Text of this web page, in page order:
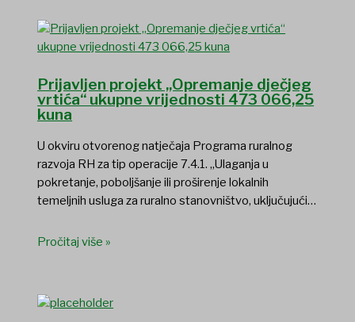
Prijavljen projekt „Opremanje dječjeg
vrtića“ ukupne vrijednosti 473 066,25
kuna
U okviru otvorenog natječaja Programa ruralnog
razvoja RH za tip operacije 7.4.1. „Ulaganja u
pokretanje, poboljšanje ili proširenje lokalnih
temeljnih usluga za ruralno stanovništvo, uključujući…
Pročitaj više »